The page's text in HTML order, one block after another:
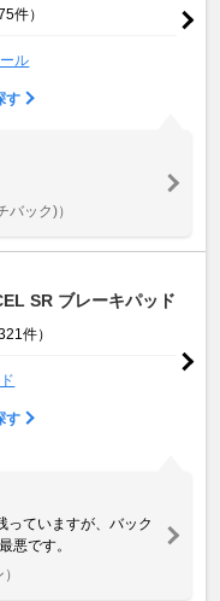
件）
ル
す
バック)）
SR ブレーキパッド
321件）
す
っていますが、バック
悪です。